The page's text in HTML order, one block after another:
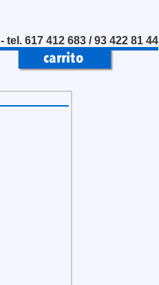
- tel. 617 412 683 / 93 422 81 44